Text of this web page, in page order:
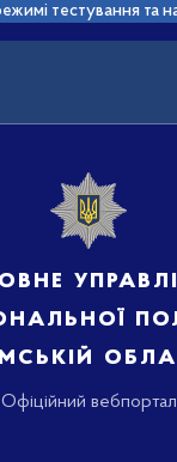
тестування та
Офіційний вебпортал